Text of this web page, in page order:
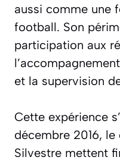
aussi comme une
football. Son
participation aux
et la supervision
Cette expérience
décembre 2016,
Silvestre mettent